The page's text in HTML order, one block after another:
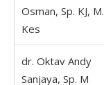
Osman, Sp. KJ, M.
Kes
dr. Oktav Andy
Sanjaya, Sp. M